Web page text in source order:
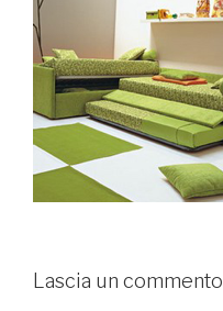
Lascia un commento